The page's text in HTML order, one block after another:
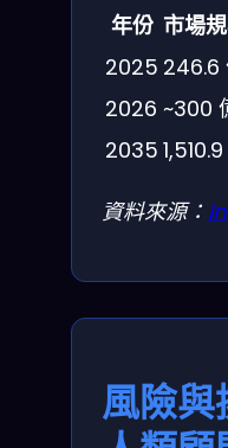
年份 市場
2025 246.6
2026 ~300
2035
資料來源：
風險